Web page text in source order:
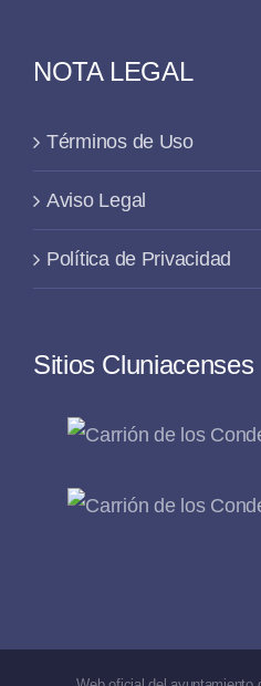
NOTA LEGAL
Términos de Uso
Aviso Legal
Política de Privacidad
Sitios Cluniacenses